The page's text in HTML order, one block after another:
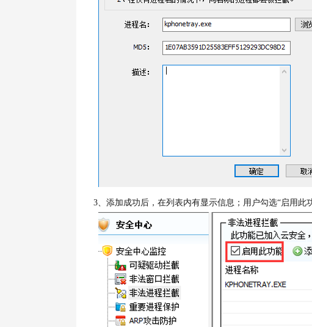
3、 添加成功后，在列表内有显示信息；用户勾选“启用此